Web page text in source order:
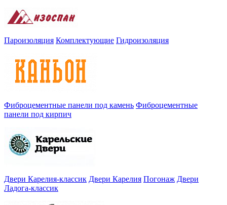
Пароизоляция Комплектующие Гидроизоляция
Фиброцементные панели под камень Фиброцементные
панели под кирпич
Двери Карелия-классик Двери Карелия Погонаж Двери
Ладога-классик